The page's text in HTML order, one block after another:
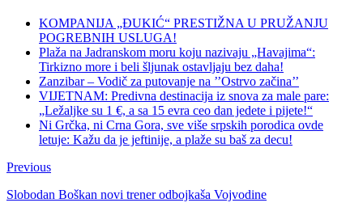
KOMPANIJA „ĐUKIĆ“ PRESTIŽNA U PRUŽANJU
POGREBNIH USLUGA!
Plaža na Jadranskom moru koju nazivaju „Havajima“:
Tirkizno more i beli šljunak ostavljaju bez daha!
Zanzibar – Vodič za putovanje na ’’Ostrvo začina’’
VIJETNAM: Predivna destinacija iz snova za male pare:
„Ležaljke su 1 €, a sa 15 evra ceo dan jedete i pijete!“
Ni Grčka, ni Crna Gora, sve više srpskih porodica ovde
letuje: Kažu da je jeftinije, a plaže su baš za decu!
Previous
Slobodan Boškan novi trener odbojkaša Vojvodine